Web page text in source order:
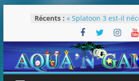
Récents : « Splatoon 3 est-il
« Dans les coulisses
Potter »
Pokémon Écarlate :
révolution (ou pas) !
Attentes 2023
Rétrospective 2022